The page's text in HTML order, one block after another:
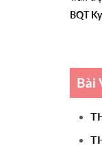
BQT
Bài